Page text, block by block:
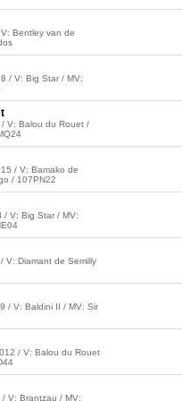
Bentley van de
/ V: Big Star / MV:
V: Balou du Rouet /
/ V: Bamako de
/ 107PN22
/ V: Big Star / MV:
V: Diamant de Semilly
/ V: Baldini II / MV: Sir
/ V: Balou du Rouet
V: Brantzau / MV: